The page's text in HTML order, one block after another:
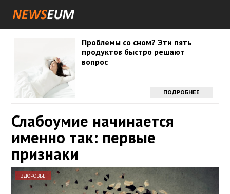
Проблемы со сном? Эти пять
продуктов быстро решают
вопрос
ПОДРОБНЕЕ
Слабоумие начинается
именно так: первые
признаки
ЗДОРОВЬЕ